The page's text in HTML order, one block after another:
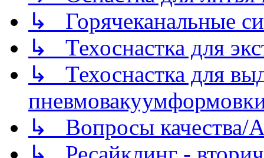
↳ Горячеканальные
↳ Техоснастка для
↳ Техоснастка для
↳ Вопросы качества/